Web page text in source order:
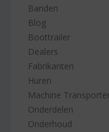
Banden
Blog
Boottrailer
Dealers
Fabrikanten
Huren
Machine
Onderdelen
Onderhoud